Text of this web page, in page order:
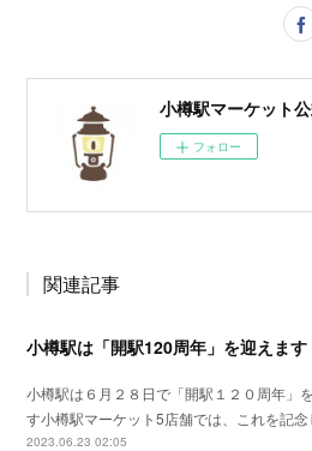
小樽駅マーケット
フォロー
関連記事
小樽駅は「開駅120周年」を迎えます
小樽駅は６月２８日で「開駅１２０周年」
す小樽駅マーケット5店舗では、これを記
2023.06.23 02:05